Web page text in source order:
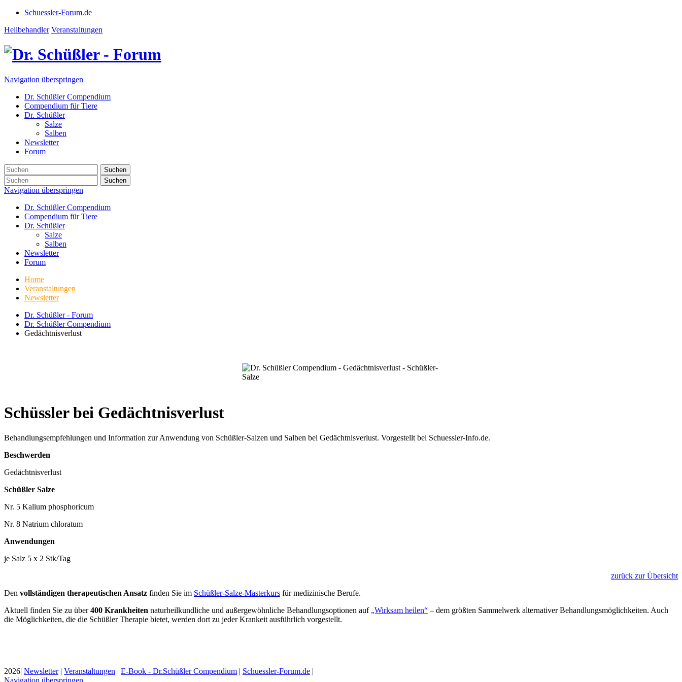
Schuessler-Forum.de
Heilbehandler Veranstaltungen
Navigation überspringen
Dr. Schüßler Compendium
Compendium für Tiere
Dr. Schüßler
Salze
Salben
Newsletter
Forum
Suchen
Suchen
Navigation überspringen
Dr. Schüßler Compendium
Compendium für Tiere
Dr. Schüßler
Salze
Salben
Newsletter
Forum
Home
Veranstaltungen
Newsletter
Dr. Schüßler - Forum
Dr. Schüßler Compendium
Gedächtnisverlust
Schüssler bei Gedächtnisverlust
Behandlungsempfehlungen und Information zur Anwendung von Schüßler-Salzen und Salben bei Gedächtnisverlust. Vorgestellt bei Schuessler-Info.de.
Beschwerden
Gedächtnisverlust
Schüßler Salze
Nr. 5 Kalium phosphoricum
Nr. 8 Natrium chloratum
Anwendungen
je Salz 5 x 2 Stk/Tag
zurück zur Übersicht
Den vollständigen therapeutischen Ansatz finden Sie im Schüßler-Salze-Masterkurs für medizinische Berufe.
Aktuell finden Sie zu über400 Krankheiten naturheilkundliche und außergewöhnliche Behandlungsoptionen auf „Wirksam heilen“ – dem größten Sammelwerk alternativer Behandlungsmöglichkeiten. Auch
die Möglichkeiten, die die Schüßler Therapie bietet, werden dort zu jeder Krankeit ausführlich vorgestellt.
2026| Newsletter| Veranstaltungen | E-Book - Dr.Schüßler Compendium | Schuessler-Forum.de |
Navigation überspringen